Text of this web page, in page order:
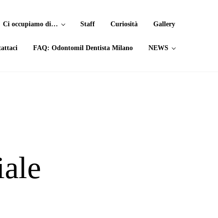
Ci occupiamo di… Staff Curiosità Gallery
FAQ: Odontomil Dentista Milano NEWS